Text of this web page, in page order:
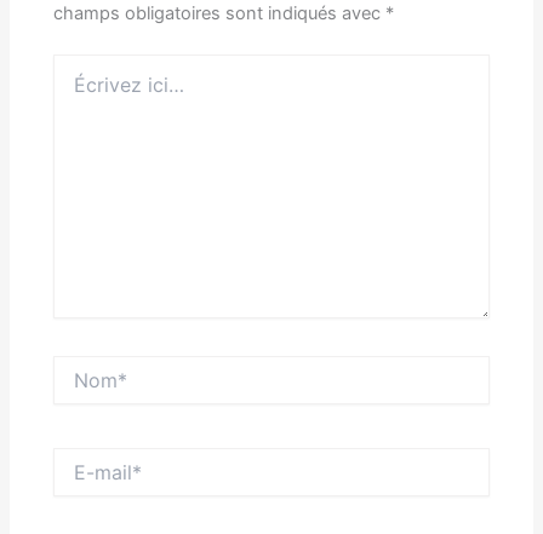
champs obligatoires sont indiqués avec *
ici…
mail*